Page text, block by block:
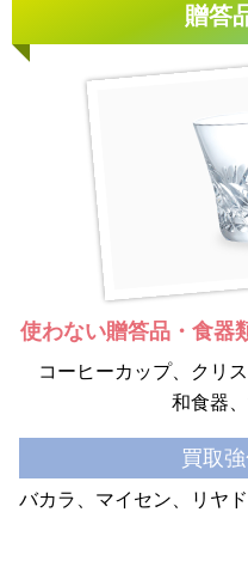
贈答
使わない贈答品・食器
コーヒーカップ クリ
和食器
買取
バカラ マイセン リヤ